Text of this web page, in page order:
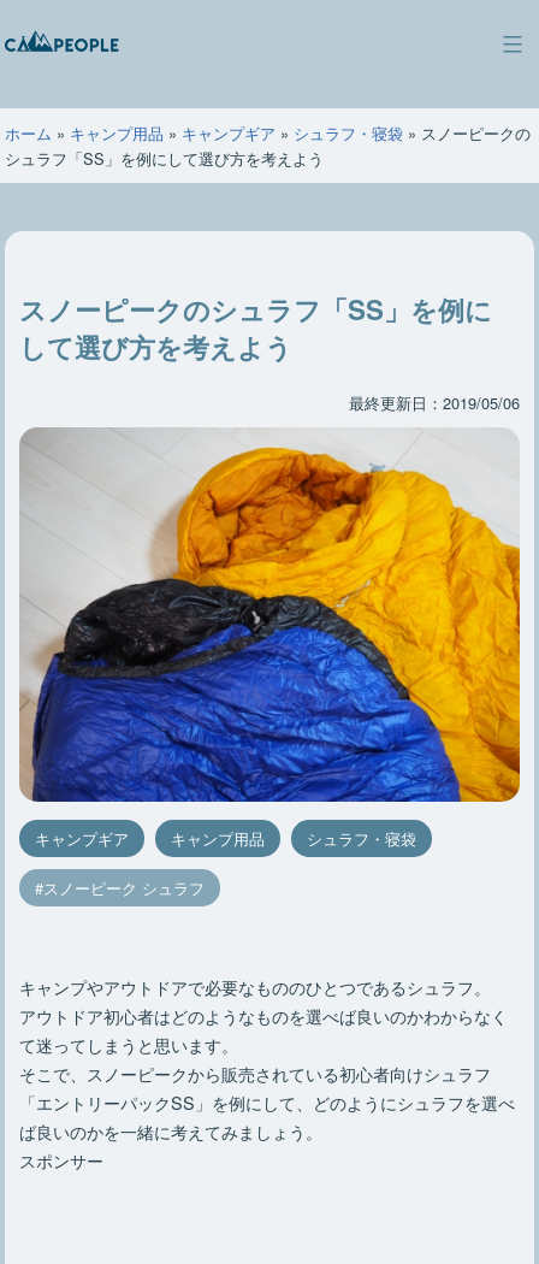
ン
ツ
へ
ス
ッ
キ
ン
ピ
ー
ホーム » キャンプ用品 » キャンプギア » シュラフ・寝袋» スノーピークの
シュラフ「SS」を例にして選び方を考えよう
スノーピークのシュラフ「SS」を例に
して選び方を考えよう
最終更新日：2019/05/06
キャンプギア キャンプ用品 シュラフ・寝袋
スノーピーク シュラフ
キャンプやアウトドアで必要なもののひとつであるシュラフ。
アウトドア初心者はどのようなものを選べば良いのかわからなく
て迷ってしまうと思います。
そこで、スノーピークから販売されている初心者向けシュラフ
「エントリーパックSS」を例にして、どのようにシュラフを選べ
ば良いのかを一緒に考えてみましょう。
スポンサー